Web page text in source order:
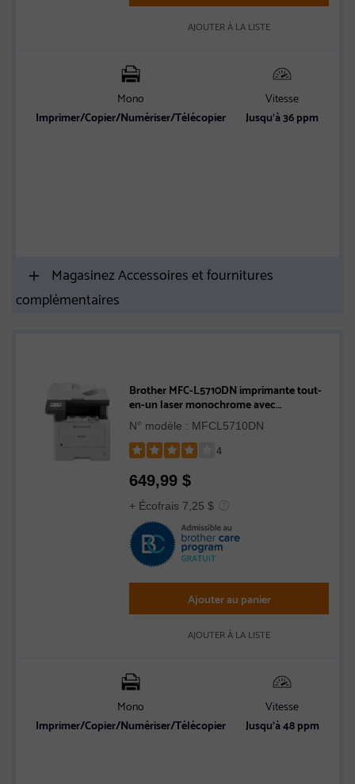
AJOUTER À LA LISTE
Mono
Imprimer/Copier/Numériser/Télécopier
Vitesse
Jusqu’à 36 ppm
Magasinez Accessoires et fournitures
complémentaires
Brother MFC-L5710DN imprimante tout-
en-un laser monochrome avec
réseautage sans fil et impression,
numérisation et copie recto verso
N° modèle : MFCL5710DN
4
4
out
5
stars
649,99 $
+ Écofrais 7,25 $
Ajouter au panier
AJOUTER À LA LISTE
Mono
Imprimer/Copier/Numériser/Télécopier
Vitesse
Jusqu’à 48 ppm